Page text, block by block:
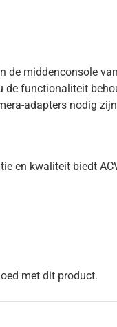
de middenconsole
de functionaliteit
adapters nodig
en kwaliteit biedt
met dit product.